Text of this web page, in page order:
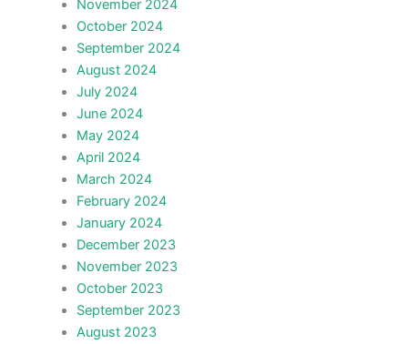
November 2024
October 2024
September 2024
August 2024
July 2024
June 2024
May 2024
April 2024
March 2024
February 2024
January 2024
December 2023
November 2023
October 2023
September 2023
August 2023